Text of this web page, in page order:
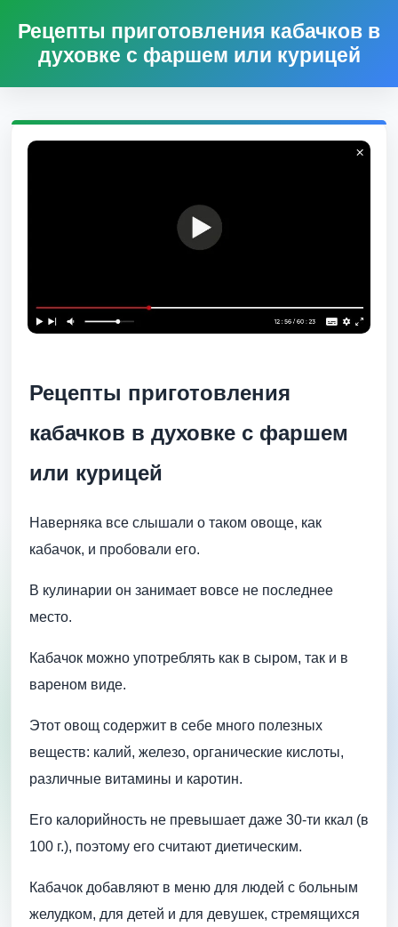
Рецепты приготовления кабачков в
духовке с фаршем или курицей
Рецепты приготовления
кабачков в духовке с фаршем
или курицей
Наверняка все слышали о таком овоще, как
кабачок, и пробовали его.
В кулинарии он занимает вовсе не последнее
место.
Кабачок можно употреблять как в сыром, так и в
вареном виде.
Этот овощ содержит в себе много полезных
веществ: калий, железо, органические кислоты,
различные витамины и каротин.
Его калорийность не превышает даже 30-ти ккал (в
100 г.), поэтому его считают диетическим.
Кабачок добавляют в меню для людей с больным
желудком, для детей и для девушек, стремящихся